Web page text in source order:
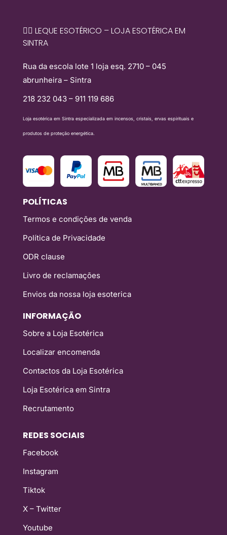
🧙‍♀️ LEQUE ESOTÉRICO – LOJA ESOTÉRICA EM
SINTRA
Rua da escola lote 1 loja esq. 2710 – 045
abrunheira – Sintra
218 232 043 – 911 119 686
Loja esotérica em Sintra especializada em incensos, cristais, ervas espirituais e
produtos de proteção energética.
POLÍTICAS
Termos e condições de venda
Política de Privacidade
ODR clause
Livro de reclamações
Envios da nossa loja esoterica
INFORMAÇÃO
Sobre a Loja Esotérica
Localizar encomenda
Contactos da Loja Esotérica
Loja Esotérica em Sintra
Recrutamento
REDES SOCIAIS
Facebook
Instagram
Tiktok
X – Twitter
Youtube